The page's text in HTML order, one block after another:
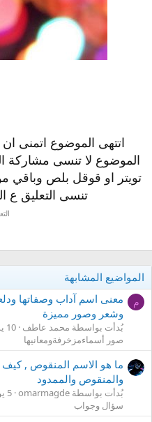
اتتهى الموضوع اتمنى
الموضوع لا تنسى مشاركة
تويتر او قوقل بلص وباقي
تنسى التعليق ع
المواضيع المشابهة
م
وشعر وصور مميزة
بُدأت بواسطة محمد عاطف 10 يوليو 2026
صور أسماءمزخرفةومعانيها
ما هو الاسم المنقوص ,
والمنقوص والممدود
بُدأت بواسطة omarmagde 5 يونيو 2024
سؤال وجواب